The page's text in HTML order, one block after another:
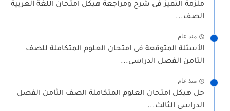
ملزمة التميز فى شرح ومراجعة هيكل امتحان اللغة العربية
الصف...
منذ عام
الأسئلة المتوقعة فى امتحان العلوم المتكاملة للصف
الثامن الفصل الدراسى...
منذ عام
حل هيكل امتحان العلوم المتكاملة الصف الثامن الفصل
الدراسى الثالث...